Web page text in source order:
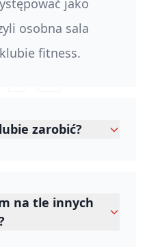
jako
osobna sala
fitness.
zarobić?
na tle innych